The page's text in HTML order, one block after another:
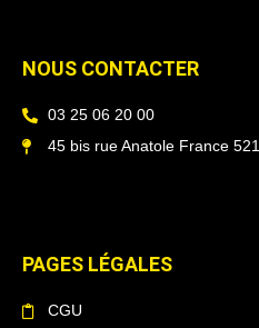
NOUS CONTACTER
03 25 06 20 00
45 bis rue Anatole France
PAGES LÉGALES
CGU